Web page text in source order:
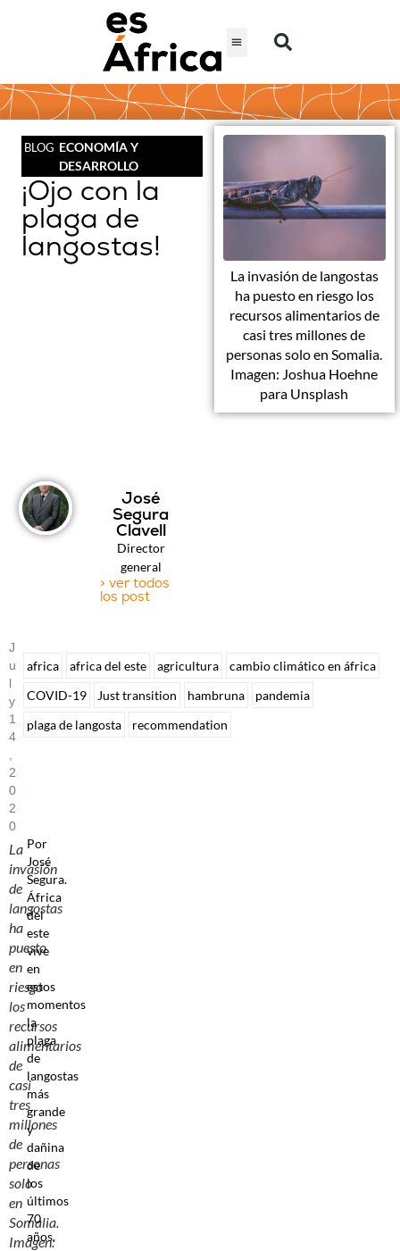
BLOG ECONOMÍA Y
DESARROLLO
¡Ojo con la
plaga de
langostas!
La invasión de langostas
ha puesto en riesgo los
recursos alimentarios de
casi tres millones de
personas solo en Somalia.
Imagen: Joshua Hoehne
para Unsplash
José
Segura
Clavell
Director
general
> ver todos
los post
J
U
L
Y
1
4
2
0
2
0
La
invasión
de
langostas
ha
puesto
en
riesgo
los
recursos
alimentarios
de
casi
tres
millones
de
personas
solo
en
Somalia.
Imagen:
Por
José
Segura.
África
del
este
vive
en
estos
momentos
la
plaga
de
langostas
más
grande
y
dañina
de
los
últimos
70
años.
africa africa del este agricultura
cambio climático en áfrica
COVID-19
Just transition hambruna
pandemia
plaga de langosta
recommendation